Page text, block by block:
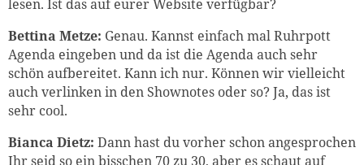
lesen. Ist das auf eurer Website verfügbar?
Bettina Metze: Genau. Kannst einfach mal Ruhrpott
Agenda eingeben und da ist die Agenda auch sehr
schön aufbereitet. Kann ich nur. Können wir vielleicht
auch verlinken in den Shownotes oder so? Ja, das ist
sehr cool.
Bianca Dietz: Dann hast du vorher schon angesprochen
Ihr seid so ein bisschen 70 zu 30, aber es schaut auf